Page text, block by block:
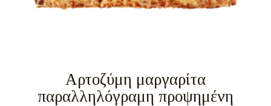
Αρτοζύμη μαργαρίτα
παραλληλόγραμη προψημένη